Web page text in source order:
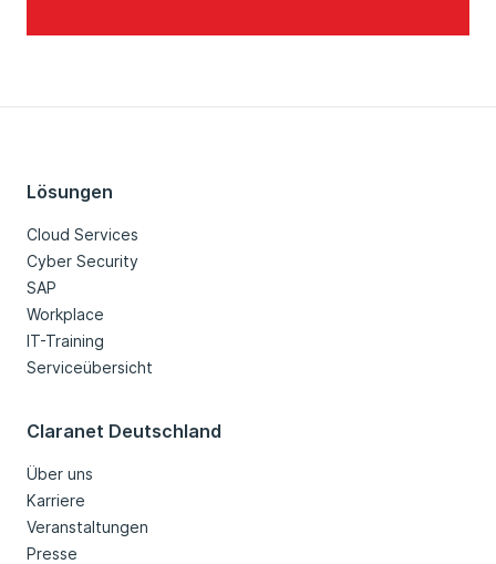
Lösungen
Cloud Services
Cyber Security
SAP
Workplace
IT-Training
Serviceübersicht
Claranet Deutschland
Über uns
Karriere
Veranstaltungen
Presse